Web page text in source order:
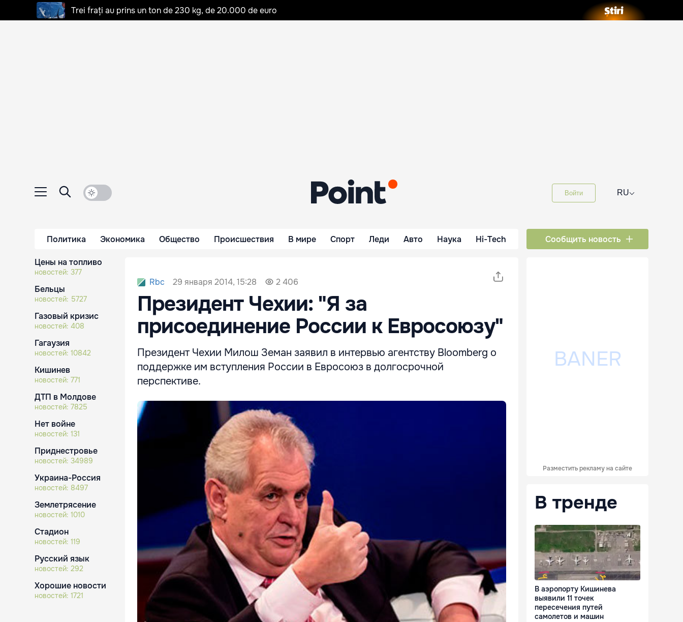
Trei frați au prins un ton de 230 kg, de 20.000 de euro
Войти RU⌵
Политика Экономика Общество Происшествия В мире Спорт Леди Авто Наука Hi-Tech Сообщить новость
Цены на топливо
новостей: 377
Бельцы
новостей: 5727
Газовый кризис
новостей: 408
Гагаузия
новостей: 10842
Кишинев
новостей: 771
ДТП в Молдове
новостей: 7825
Нет войне
новостей: 131
Приднестровье
новостей: 34989
Украина-Россия
новостей: 8497
Землетрясение
новостей: 1010
Стадион
новостей: 119
Русский язык
новостей: 292
Хорошие новости
новостей: 1721
Rbc 29 января 2014, 15:28 2 406
Президент Чехии: "Я за
присоединение России к Евросоюзу"
Президент Чехии Милош Земан заявил в интервью агентству Bloomberg о
поддержке им вступления России в Евросоюз в долгосрочной
перспективе.
Разместить рекламу на сайте
В тренде
В аэропорту Кишинева
выявили 11 точек
пересечения путей
самолетов и машин